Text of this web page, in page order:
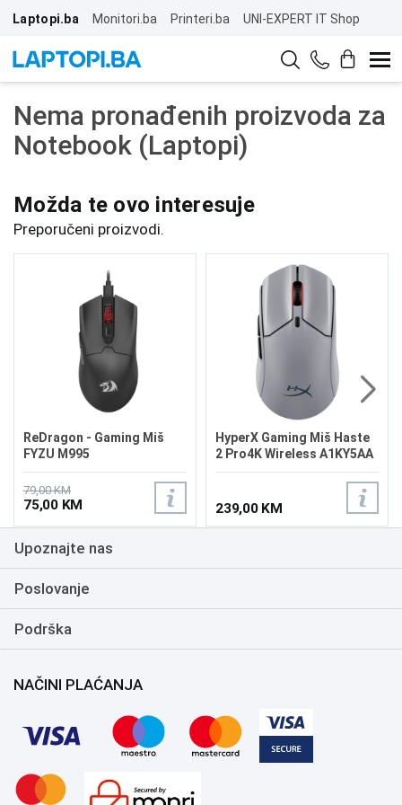
Laptopi.ba Monitori.ba Printeri.ba UNI-EXPERT IT Shop
Nema pronađenih proizvoda za
Notebook (Laptopi)
Možda te ovo interesuje
Preporučeni proizvodi.
ReDragon - Gaming Miš
FYZU M995
79,00 KM
75,00 KM
HyperX Gaming Miš Haste
2 Pro4K Wireless A1KY5AA
239,00 KM
Upoznajte nas
Poslovanje
Podrška
NAČINI PLAĆANJA